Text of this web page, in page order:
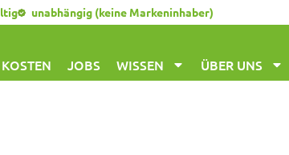
unabhängig (keine Markeninhaber)
KOSTEN JOBS WISSEN ÜBER UNS